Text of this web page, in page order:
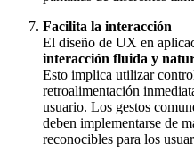
Facilita la interacción
El diseño de UX en
interacción fluida y
Esto implica utilizar
retroalimentación
usuario. Los gestos
deben implementarse de
reconocibles para los